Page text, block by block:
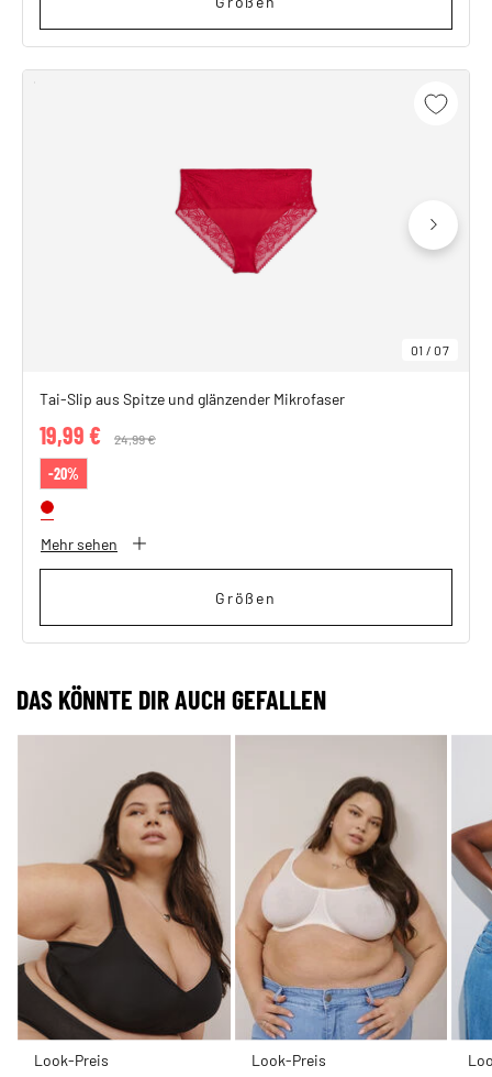
01 /07
Tai-Slip aus Spitze und glänzender Mikrofaser
Price reduced from
24,99 €
19,99 €
-20%
Mehr sehen
Größen
DAS KÖNNTE DIR AUCH GEFALLEN
Look-Preis Look-Preis